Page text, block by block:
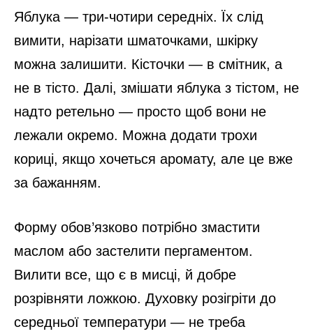
Яблука — три-чотири середніх. Їх слід
вимити, нарізати шматочками, шкірку
можна залишити. Кісточки — в смітник, а
не в тісто. Далі, змішати яблука з тістом, не
надто ретельно — просто щоб вони не
лежали окремо. Можна додати трохи
кориці, якщо хочеться аромату, але це вже
за бажанням.
Форму обов’язково потрібно змастити
маслом або застелити пергаментом.
Вилити все, що є в мисці, й добре
розрівняти ложкою. Духовку розігріти до
середньої температури — не треба